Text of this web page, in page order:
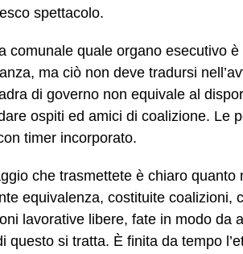
spettacolo.
comunale quale organo esecutivo
ma ciò non deve tradursi
di governo non equivale al
ospiti ed amici di coalizione. Le
timer incorporato.
che trasmettete è chiaro
equivalenza, costituite coalizioni,
lavorative libere, fate in modo da
questo si tratta. È finita da tempo